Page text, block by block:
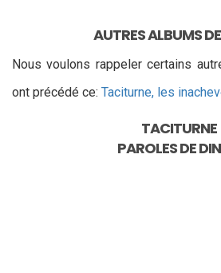
AUTRES ALBUMS
Nous voulons rappeler certains
ont précédé ce: Taciturne, les
TACITURNE
PAROLES DE